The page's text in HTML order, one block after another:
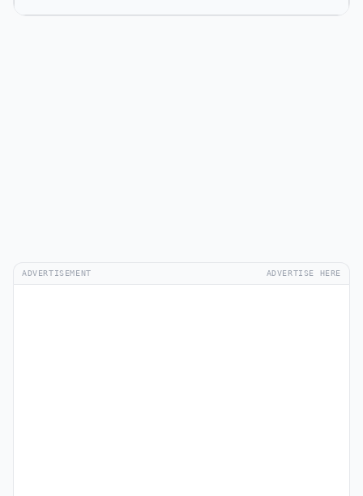
ADVERTISEMENT ADVERTISE HERE